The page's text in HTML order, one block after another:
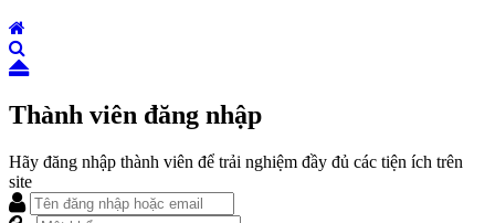
Thành viên đăng nhập
Hãy đăng nhập thành viên để trải nghiệm đầy đủ các tiện ích trên
site